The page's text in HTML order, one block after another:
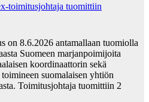
toimitusjohtaja tuomittiin
on 8.6.2026 antamallaan tuomiolla
Suomeen marjanpoimijoita
koordinaattorin sekä
suomalaisen yhtiön
Toimitusjohtaja tuomittiin 2